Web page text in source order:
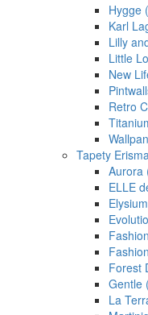
Hygge
Karl
Lilly
Little
New
Retro
Tapety
Aurora
ELLE
Forest
Gentle
La